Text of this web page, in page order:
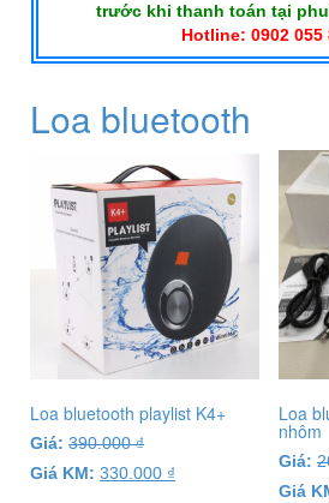
trước khi thanh toán tại
Hotline: 0902 055
Loa bluetooth
Loa bluetooth playlist K4+
Giá: 390.000₫
Giá KM: 330.000 ₫
Loa
nhôm
Giá:
Giá